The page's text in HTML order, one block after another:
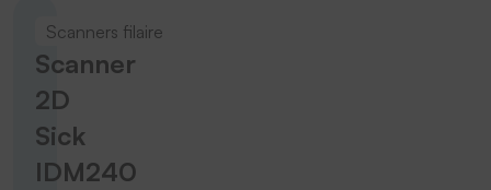
Scanners filaire
Scanner
2D
Sick
IDM240